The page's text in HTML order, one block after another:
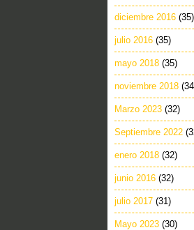
diciembre 2016 (35)
julio 2016 (35)
mayo 2018 (35)
noviembre 2018
Marzo 2023 (32)
Septiembre 2022
enero 2018 (32)
junio 2016 (32)
julio 2017 (31)
Mayo 2023 (30)